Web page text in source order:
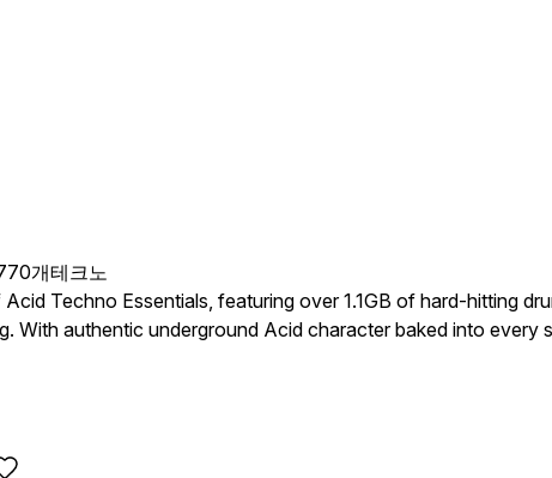
개테크노
Techno Essentials, featuring over 1.1GB of hard-hitting
With authentic underground Acid character baked into every
one-shot samples.